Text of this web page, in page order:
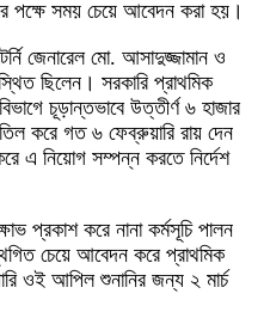
পক্ষে সময় চেয়ে আবেদন করা হয়।
জেনারেল মো. আসাদুজ্জামান ও
ছিলেন। সরকারি প্রাথমিক
চূড়ান্তভাবে উত্তীর্ণ ৬ হাজার
করে গত ৬ ফেব্রুয়ারি রায় দেন
এ নিয়োগ সম্পন্ন করতে নির্দেশ
প্রকাশ করে নানা কর্মসূচি পালন
চেয়ে আবেদন করে প্রাথমিক
ওই আপিল শুনানির জন্য ২ মার্চ